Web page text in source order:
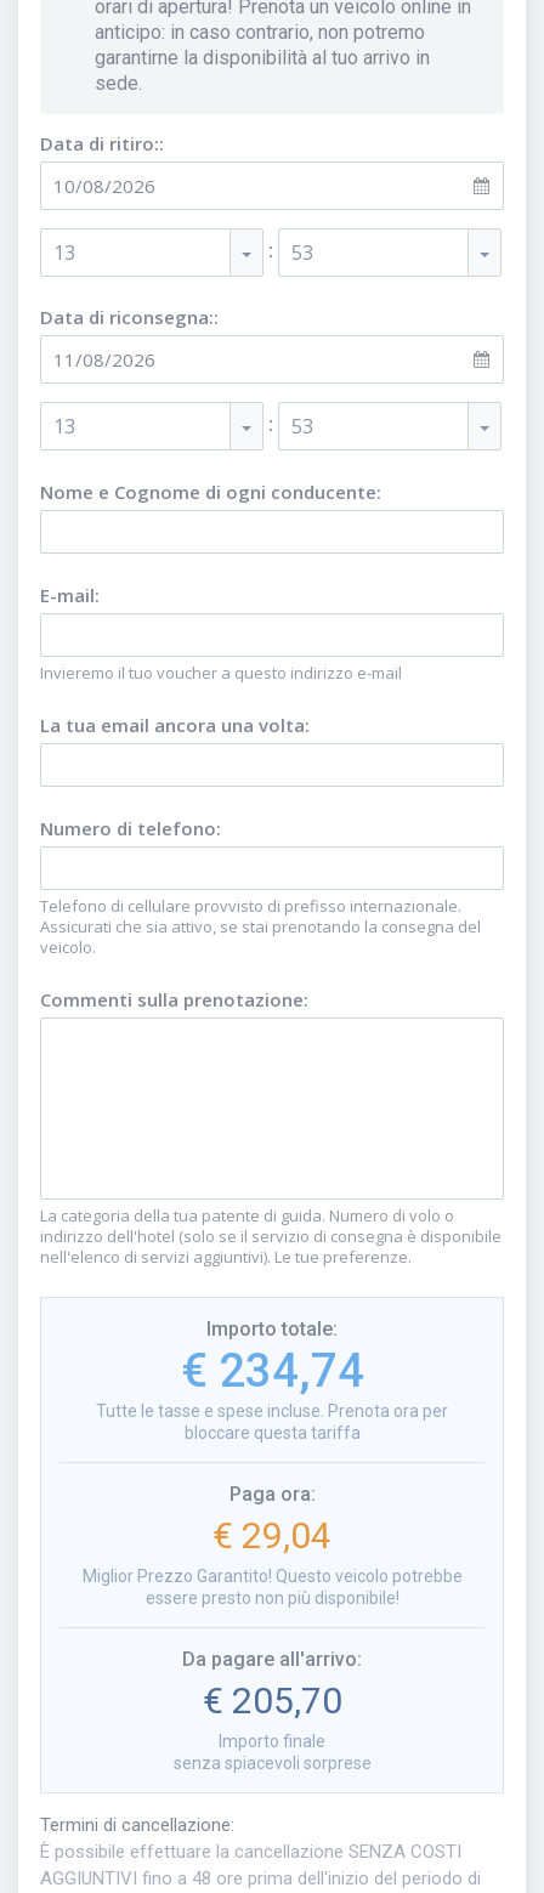
orari di apertura! Prenota un veicolo online in
anticipo: in caso contrario, non potremo
garantirne la disponibilità al tuo arrivo in
sede.
Data di ritiro::
13 : 53
Data di riconsegna::
13 : 53
Nome e Cognome di ogni conducente:
E-mail:
Invieremo il tuo voucher a questo indirizzo e-mail
La tua email ancora una volta:
Numero di telefono:
Telefono di cellulare provvisto di prefisso internazionale.
Assicurati che sia attivo, se stai prenotando la consegna del
veicolo.
Commenti sulla prenotazione:
La categoria della tua patente di guida. Numero di volo o
indirizzo dell'hotel (solo se il servizio di consegna è disponibile
nell'elenco di servizi aggiuntivi). Le tue preferenze.
Importo totale:
€ 234,74
Tutte le tasse e spese incluse. Prenota ora per
bloccare questa tariffa
Paga ora:
€ 29,04
Miglior Prezzo Garantito! Questo veicolo potrebbe
essere presto non più disponibile!
Da pagare all'arrivo:
€ 205,70
Importo finale
senza spiacevoli sorprese
Termini di cancellazione:
È possibile effettuare la cancellazione SENZA COSTI
AGGIUNTIVI fino a 48 ore prima dell'inizio del periodo di